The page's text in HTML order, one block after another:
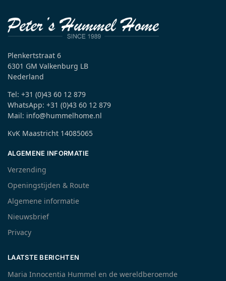
Plenkertstraat 6
6301 GM Valkenburg LB
Nederland
Tel: +31 (0)43 60 12 879
WhatsApp: +31 (0)43 60 12 879
Mail: info@hummelhome.nl
KvK Maastricht 14085065
ALGEMENE INFORMATIE
Verzending
Openingstijden & Route
Algemene informatie
Nieuwsbrief
Privacy
LAATSTE BERICHTEN
Maria Innocentia Hummel en de wereldberoemde